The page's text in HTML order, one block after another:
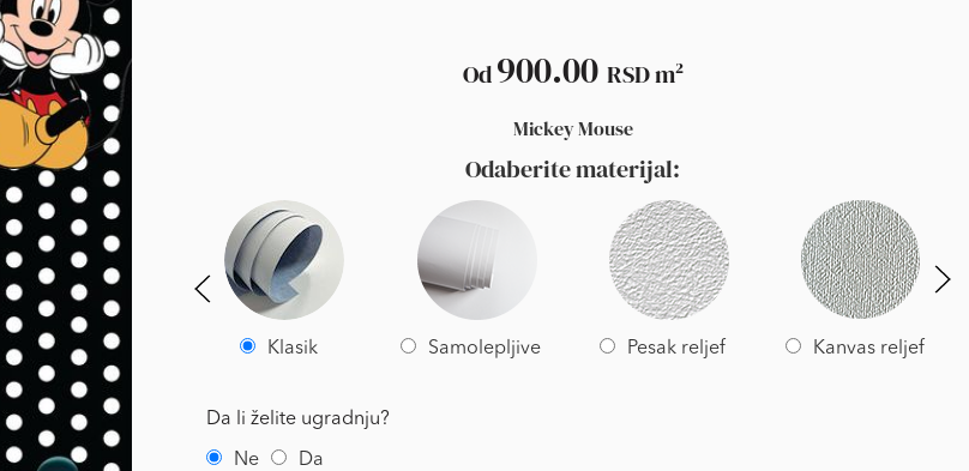
Od900.00 RSDm²
Mickey Mouse
Odaberite materijal:
Klasik Samolepljive Pesak reljef Kanvas reljef
Da li želite ugradnju?
Ne Da